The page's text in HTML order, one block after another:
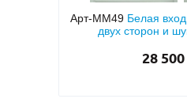
Арт-ММ49 Белая
двух сторон и
28 500